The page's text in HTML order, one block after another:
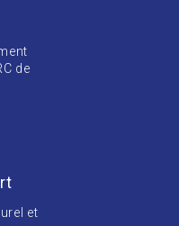
de
et